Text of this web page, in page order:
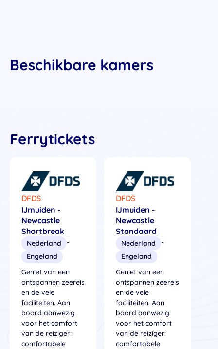
Beschikbare kamers
Ferrytickets
DFDS
IJmuiden -
Newcastle
Shortbreak
Nederland -
Engeland
Geniet van een
ontspannen zeereis
en de vele
faciliteiten. Aan
boord aanwezig
voor het comfort
van de reiziger:
comfortabele
DFDS
IJmuiden -
Newcastle
Standaard
Nederland -
Engeland
Geniet van een
ontspannen zeereis
en de vele
faciliteiten. Aan
boord aanwezig
voor het comfort
van de reiziger:
comfortabele